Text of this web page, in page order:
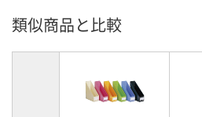
類似商品と比較